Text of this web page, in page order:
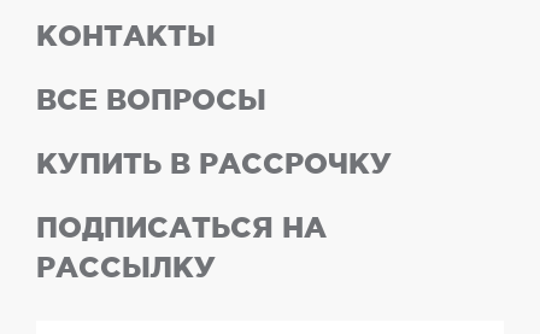
КОНТАКТЫ
ВСЕ ВОПРОСЫ
КУПИТЬ В РАССРОЧКУ
ПОДПИСАТЬСЯ НА
РАССЫЛКУ